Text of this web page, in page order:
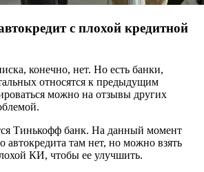
с плохой кредитной
конечно, нет. Но есть банки,
относятся к предыдущим
можно на отзывы других
Тинькофф банк. На данный момент
автокредита там нет, но можно взять
КИ, чтобы ее улучшить.